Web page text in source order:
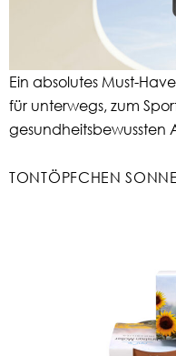
Ein absolutes Must-
für unterwegs, zum
gesundheitsbewussten
TONTÖPFCHEN